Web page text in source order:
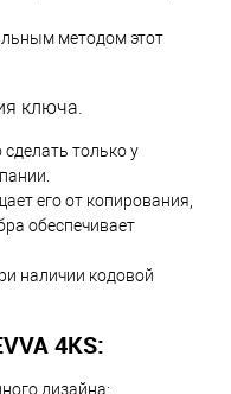
методом этот
ключа.
только у
его от копирования,
обеспечивает
наличии кодовой
4KS:
дизайна;